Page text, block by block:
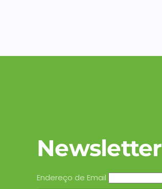
Newsletter
Endereço de Email